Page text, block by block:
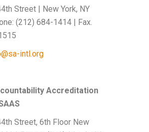
Street | New York, NY
(212) 684-1414 | Fax.
intl.org
Accreditation
Street, 6th Floor New